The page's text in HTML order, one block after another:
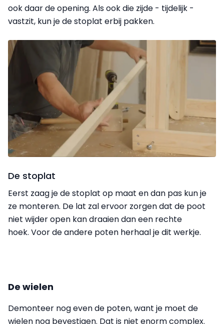
ook daar de opening. Als ook die zijde - tijdelijk -
vastzit, kun je de stoplat erbij pakken.
De stoplat
Eerst zaag je de stoplat op maat en dan pas kun je
ze monteren. De lat zal ervoor zorgen dat de poot
niet wijder open kan draaien dan een rechte
hoek. Voor de andere poten herhaal je dit werkje.
De wielen
Demonteer nog even de poten, want je moet de
wielen nog bevestigen. Dat is niet enorm complex.